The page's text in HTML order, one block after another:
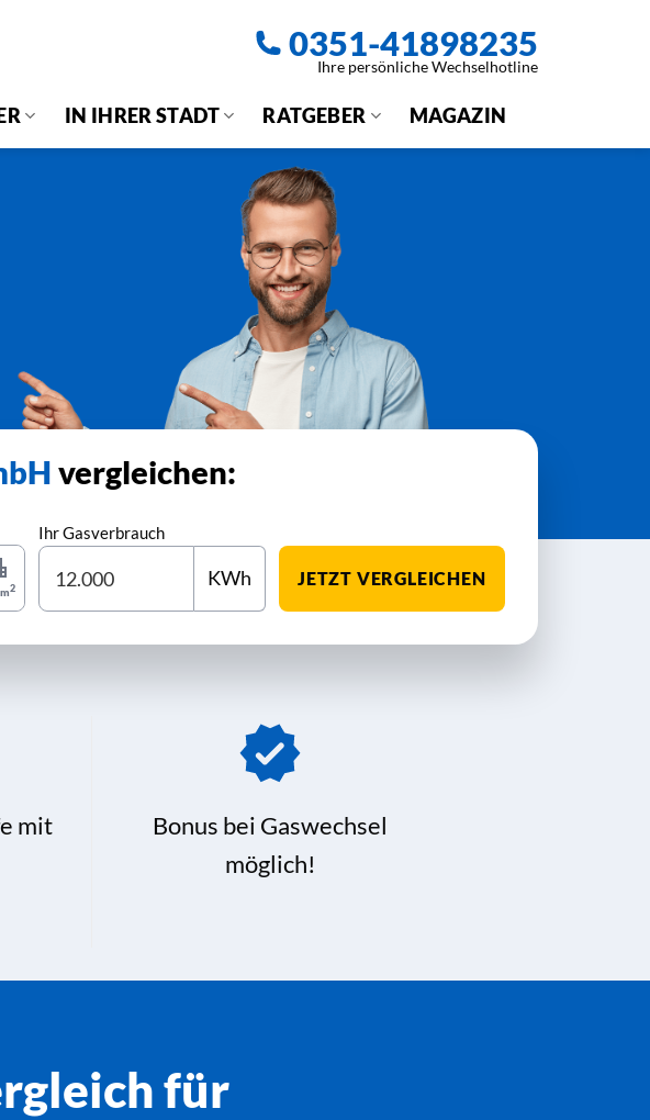
0351-41898235
Ihre persönliche Wechselhotline
IN IHRER STADT RATGEBER MAGAZIN
vergleichen:
2
Ihr Gasverbrauch
KWh JETZT VERGLEICHEN
mit
Bonus bei Gaswechsel
möglich!
für